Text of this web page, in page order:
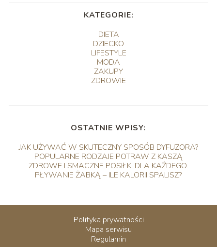
KATEGORIE:
DIETA
DZIECKO
LIFESTYLE
MODA
ZAKUPY
ZDROWIE
OSTATNIE WPISY:
JAK UŻYWAĆ W SKUTECZNY SPOSÓB DYFUZORA?
POPULARNE RODZAJE POTRAW Z KASZĄ
ZDROWE I SMACZNE POSIŁKI DLA KAŻDEGO.
PŁYWANIE ŻABKĄ – ILE KALORII SPALISZ?
Polityka prywatności
Mapa serwisu
Regulamin